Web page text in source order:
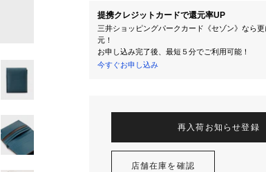
提携クレジットカードで還元率UP
三井ショッピングパークカード《セゾン》なら
元！
お申し込み完了後、最短５分でご利用可能！
今すぐお申し込み
再入荷お知らせ登録
店舗在庫を確認